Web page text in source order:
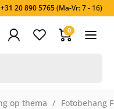
+31 20 890 5765(Ma-Vr: 7 - 16)
0
op thema Fotobehang